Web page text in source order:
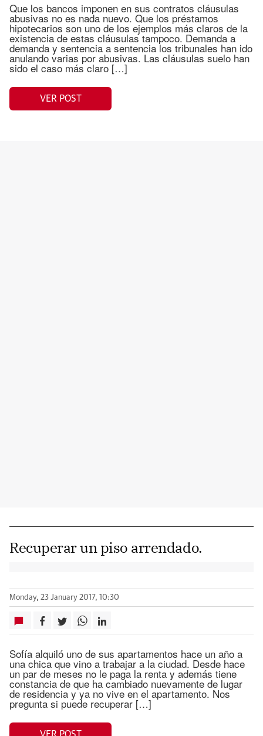
Que los bancos imponen en sus contratos cláusulas
abusivas no es nada nuevo. Que los préstamos
hipotecarios son uno de los ejemplos más claros de la
existencia de estas cláusulas tampoco. Demanda a
demanda y sentencia a sentencia los tribunales han ido
anulando varias por abusivas. Las cláusulas suelo han
sido el caso más claro […]
VER POST
Recuperar un piso arrendado.
Monday, 23 January 2017, 10:30
Sofía alquiló uno de sus apartamentos hace un año a
una chica que vino a trabajar a la ciudad. Desde hace
un par de meses no le paga la renta y además tiene
constancia de que ha cambiado nuevamente de lugar
de residencia y ya no vive en el apartamento. Nos
pregunta si puede recuperar […]
VER POST